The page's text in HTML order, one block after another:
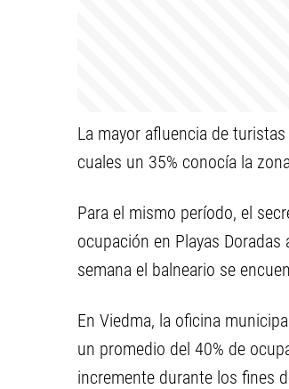
La mayor afluencia de
cuales un 35% conocía la
Para el mismo período, el
ocupación en Playas
semana el balneario se
En Viedma, la oficina
un promedio del 40% de
incremente durante los fines